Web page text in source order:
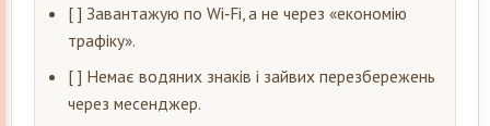
[ ] Завантажую по Wi‑Fi, а не через «економію
трафіку».
[ ] Немає водяних знаків і зайвих перезбережень
через месенджер.